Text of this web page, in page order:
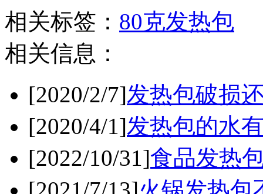
相关标签： 80克发热包
相关信息：
[2020/2/7]发热包破损
[2020/4/1]发热包的水
[2022/10/31]食品发热